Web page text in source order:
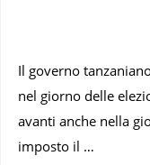
Il governo
nel giorno delle
avanti anche nella
imposto il …